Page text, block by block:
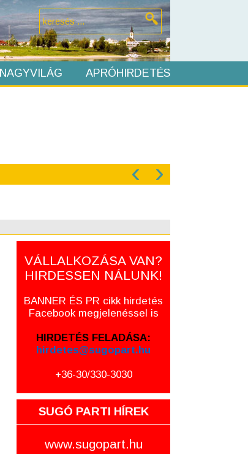
NAGYVILÁG APRÓHIRDETÉS
‹ ›
VÁLLALKOZÁSA VAN?
HIRDESSEN NÁLUNK!
BANNER ÉS PR cikk hirdetés
Facebook megjelenéssel is
HIRDETÉS FELADÁSA:
hirdetes@sugopart.hu
+36-30/330-3030
SUGÓ PARTI HÍREK
www.sugopart.hu